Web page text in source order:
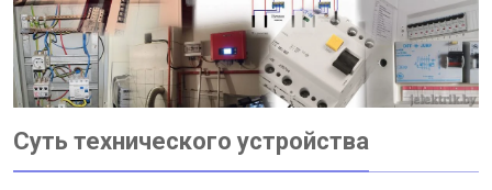
Суть технического устройства